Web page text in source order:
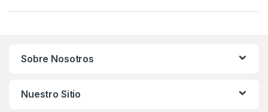
Sobre Nosotros
Nuestro Sitio